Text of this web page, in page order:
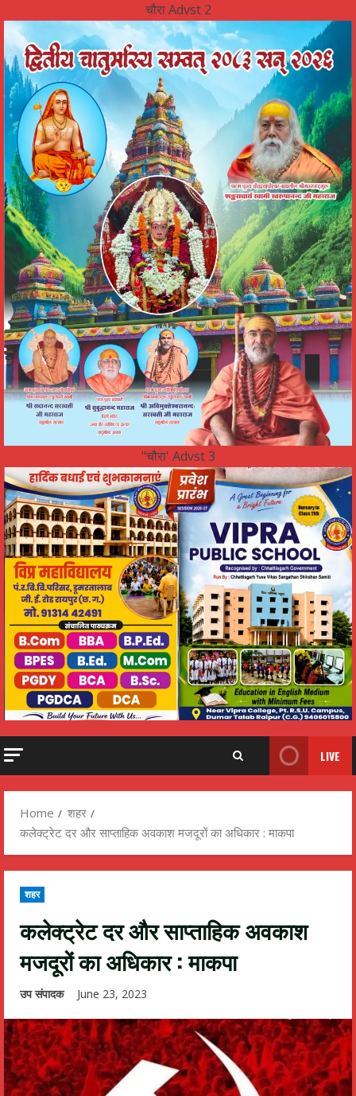
चौरा Advst 2
"चौरा' Advst 3
LIVE
Home
शहर
कलेक्ट्रेट दर और साप्ताहिक अवकाश मजदूरों का अधिकार : माकपा
शहर
कलेक्ट्रेट दर और साप्ताहिक अवकाश
मजदूरों का अधिकार : माकपा
उप संपादक June 23, 2023